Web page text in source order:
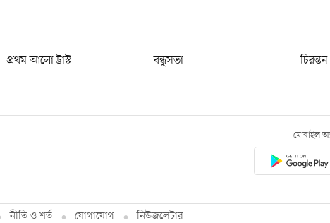
প্রথম আলো ট্রাস্ট বন্ধুসভা
মোবাইল
নীতি ও শর্ত যোগাযোগ নিউজলেটার